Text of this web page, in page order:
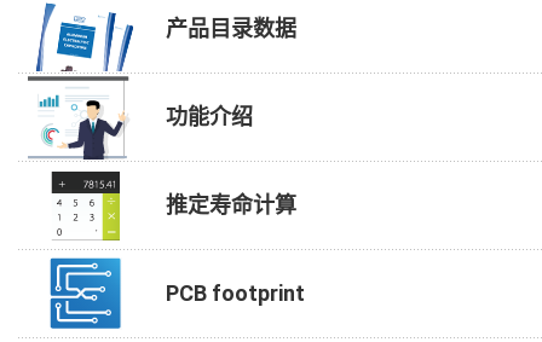
产品目录数据
功能介绍
推定寿命计算
PCB footprint